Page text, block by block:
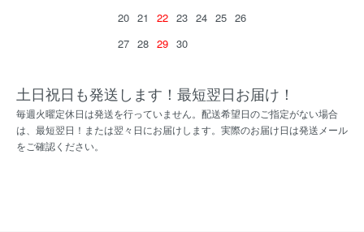
20 21 22 23 24 25 26
27 28 29 30
土日祝日も発送します！最短翌日お届け！
毎週火曜定休日は発送を行っていません。配送希望日のご指定がない場合
は、最短翌日！または翌々日にお届けします。実際のお届け日は発送メール
をご確認ください。